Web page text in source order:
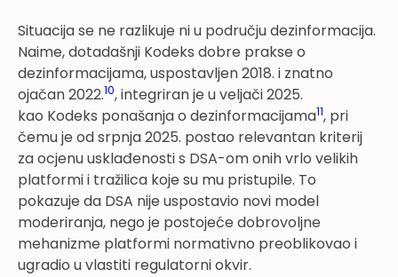
Situacija se ne razlikuje ni u području dezinformacija.
Naime, dotadašnji Kodeks dobre prakse o
dezinformacijama, uspostavljen 2018. i znatno
ojačan 2022.10, integriran je u veljači 2025.
kao Kodeks ponašanja o dezinformacijama11, pri
čemu je od srpnja 2025. postao relevantan kriterij
za ocjenu usklađenosti s DSA-om onih vrlo velikih
platformi i tražilica koje su mu pristupile. To
pokazuje da DSA nije uspostavio novi model
moderiranja, nego je postojeće dobrovoljne
mehanizme platformi normativno preoblikovao i
ugradio u vlastiti regulatorni okvir.